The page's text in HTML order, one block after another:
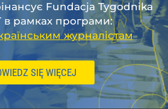
Fundacja Tygodnika
в рамках програми:
журналістам
SIĘ WIĘCEJ